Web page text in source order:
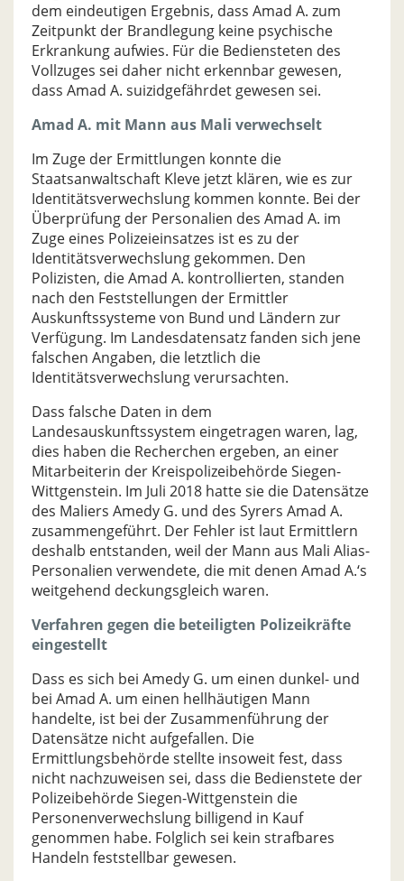
dem eindeutigen Ergebnis, dass Amad A. zum
Zeitpunkt der Brandlegung keine psychische
Erkrankung aufwies. Für die Bediensteten des
Vollzuges sei daher nicht erkennbar gewesen,
dass Amad A. suizidgefährdet gewesen sei.
Amad A. mit Mann aus Mali verwechselt
Im Zuge der Ermittlungen konnte die
Staatsanwaltschaft Kleve jetzt klären, wie es zur
Identitätsverwechslung kommen konnte. Bei der
Überprüfung der Personalien des Amad A. im
Zuge eines Polizeieinsatzes ist es zu der
Identitätsverwechslung gekommen. Den
Polizisten, die Amad A. kontrollierten, standen
nach den Feststellungen der Ermittler
Auskunftssysteme von Bund und Ländern zur
Verfügung. Im Landesdatensatz fanden sich jene
falschen Angaben, die letztlich die
Identitätsverwechslung verursachten.
Dass falsche Daten in dem
Landesauskunftssystem eingetragen waren, lag,
dies haben die Recherchen ergeben, an einer
Mitarbeiterin der Kreispolizeibehörde Siegen-
Wittgenstein. Im Juli 2018 hatte sie die Datensätze
des Maliers Amedy G. und des Syrers Amad A.
zusammengeführt. Der Fehler ist laut Ermittlern
deshalb entstanden, weil der Mann aus Mali Alias-
Personalien verwendete, die mit denen Amad A.‘s
weitgehend deckungsgleich waren.
Verfahren gegen die beteiligten Polizeikräfte
eingestellt
Dass es sich bei Amedy G. um einen dunkel- und
bei Amad A. um einen hellhäutigen Mann
handelte, ist bei der Zusammenführung der
Datensätze nicht aufgefallen. Die
Ermittlungsbehörde stellte insoweit fest, dass
nicht nachzuweisen sei, dass die Bedienstete der
Polizeibehörde Siegen-Wittgenstein die
Personenverwechslung billigend in Kauf
genommen habe. Folglich sei kein strafbares
Handeln feststellbar gewesen.